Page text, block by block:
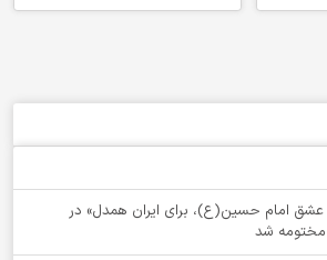
عشق امام حسین(ع)، برای ایران همدل» در
شد